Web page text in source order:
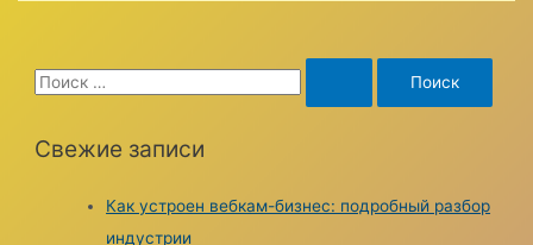
S
a
Свежие записи
Как устроен вебкам-бизнес: подробный разбор
индустрии